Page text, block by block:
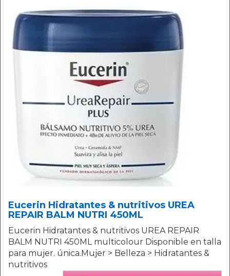
Eucerin Hidratantes & nutritivos UREA
REPAIR BALM NUTRI 450ML
Eucerin Hidratantes & nutritivos UREA REPAIR
BALM NUTRI 450ML multicolour Disponible en talla
para mujer. única.Mujer > Belleza > Hidratantes &
nutritivos